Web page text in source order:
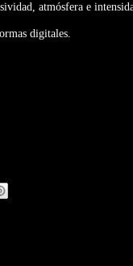
atmósfera e
digitales.